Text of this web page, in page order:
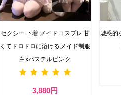
セクシー 下着 メイドコスプレ 甘
くてドロドロに溶けるメイド制服
白xパステルピンク
3,880円
魅惑的